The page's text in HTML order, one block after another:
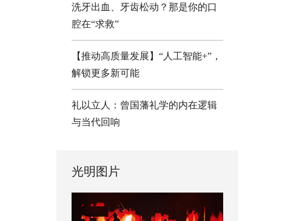
洗牙出血、牙齿松动？那是你的口
腔在“求救”
【推动高质量发展】“人工智能+”，
解锁更多新可能
礼以立人：曾国藩礼学的内在逻辑
与当代回响
光明图片